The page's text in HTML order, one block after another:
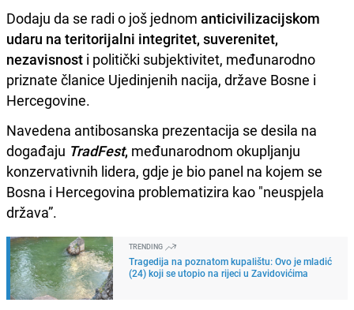
Dodaju da se radi o još jednom anticivilizacijskom
udaru na teritorijalni integritet, suverenitet,
nezavisnost i politički subjektivitet, međunarodno
priznate članice Ujedinjenih nacija, države Bosne i
Hercegovine.
Navedena antibosanska prezentacija se desila na
događaju TradFest, međunarodnom okupljanju
konzervativnih lidera, gdje je bio panel na kojem se
Bosna i Hercegovina problematizira kao "neuspjela
država”.
TRENDING
Tragedija na poznatom kupalištu: Ovo je mladić
(24) koji se utopio na rijeci u Zavidovićima